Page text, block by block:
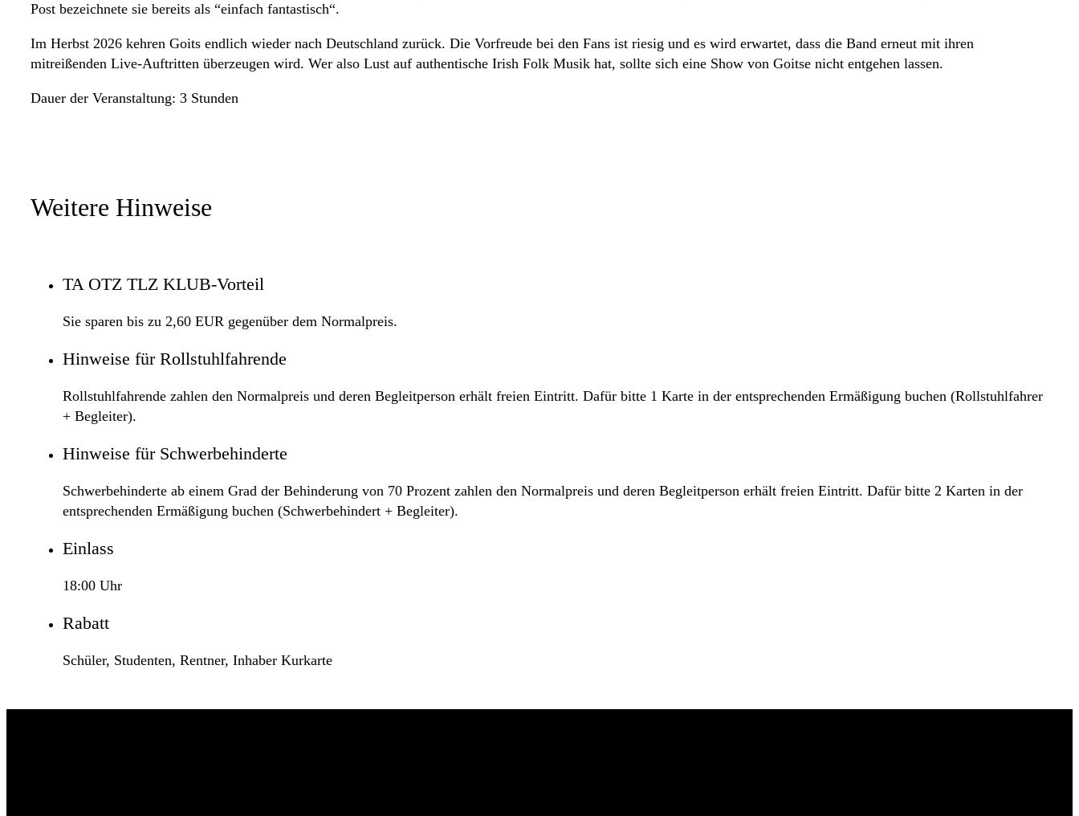
Post bezeichnete sie bereits als “einfach fantastisch“.
Im Herbst 2026 kehren Goits endlich wieder nach Deutschland zurück. Die Vorfreude bei den Fans ist riesig und es wird erwartet, dass die Band erneut mit ihren
mitreißenden Live-Auftritten überzeugen wird. Wer also Lust auf authentische Irish Folk Musik hat, sollte sich eine Show von Goitse nicht entgehen lassen.
Dauer der Veranstaltung: 3 Stunden
Weitere Hinweise
TA OTZ TLZ KLUB-Vorteil
Sie sparen bis zu 2,60 EUR gegenüber dem Normalpreis.
Hinweise für Rollstuhlfahrende
Rollstuhlfahrende zahlen den Normalpreis und deren Begleitperson erhält freien Eintritt. Dafür bitte 1 Karte in der entsprechenden Ermäßigung buchen (Rollstuhlfahrer
+ Begleiter).
Hinweise für Schwerbehinderte
Schwerbehinderte ab einem Grad der Behinderung von 70 Prozent zahlen den Normalpreis und deren Begleitperson erhält freien Eintritt. Dafür bitte 2 Karten in der
entsprechenden Ermäßigung buchen (Schwerbehindert + Begleiter).
Einlass
18:00 Uhr
Rabatt
Schüler, Studenten, Rentner, Inhaber Kurkarte